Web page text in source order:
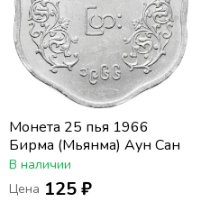
Монета 25 пья 1966
Бирма (Мьянма) Аун Сан
В наличии
Цена 125 ₽